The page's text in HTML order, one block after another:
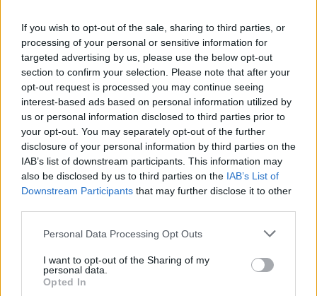
If you wish to opt-out of the sale, sharing to third parties, or
processing of your personal or sensitive information for
targeted advertising by us, please use the below opt-out
section to confirm your selection. Please note that after your
opt-out request is processed you may continue seeing
interest-based ads based on personal information utilized by
us or personal information disclosed to third parties prior to
your opt-out. You may separately opt-out of the further
disclosure of your personal information by third parties on the
IAB’s list of downstream participants. This information may
also be disclosed by us to third parties on the IAB’s List of
Downstream Participants that may further disclose it to other
Please note that this website/app uses one or more Google
not limited to your visit or usage behaviour. You may click to
grant or deny consent to Google and its third-party tags to
use your data for below specified purposes in below Google
Personal Data Processing Opt Outs
I want to opt-out of the Sharing of my
personal data.
Opted In